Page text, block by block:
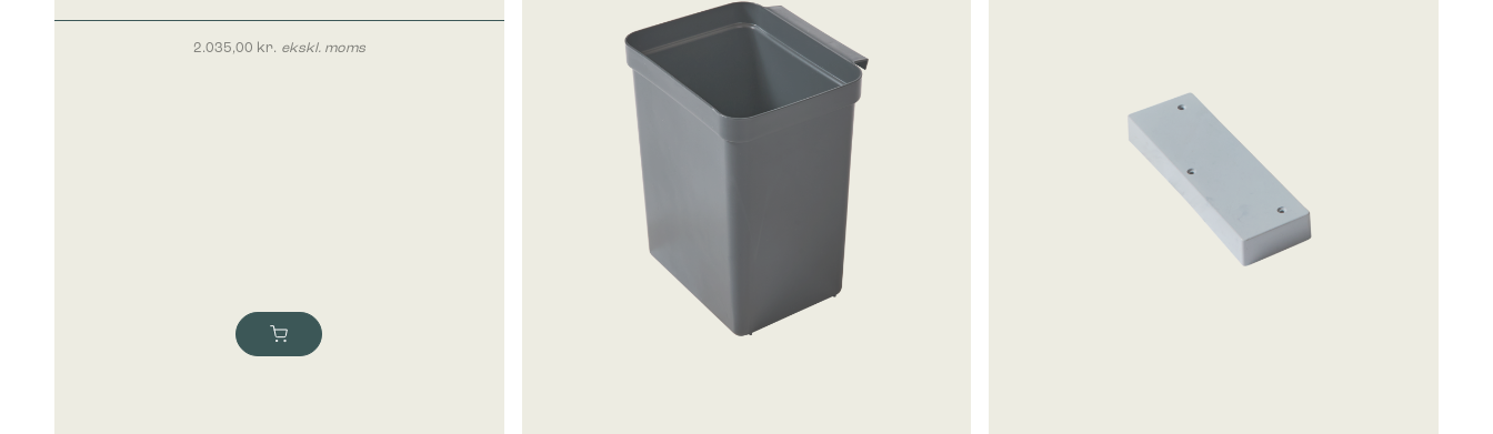
2.035,00 kr. ekskl. moms